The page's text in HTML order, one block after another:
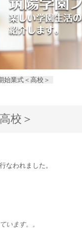
始業式＜高校＞
校＞
なわれました。
います。。